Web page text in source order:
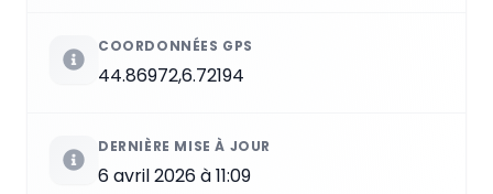
COORDONNÉES GPS
44.86972,6.72194
DERNIÈRE MISE À JOUR
6 avril 2026 à 11:09